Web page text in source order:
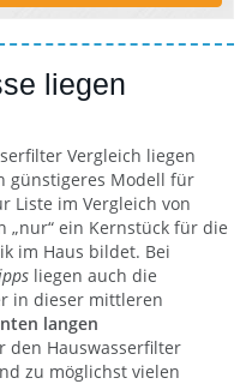
liegen
Vergleich liegen
günstigeres Modell für
Liste im Vergleich von
„nur“ ein Kernstück für die
im Haus bildet. Bei
liegen auch die
in dieser mittleren
langen
den Hauswasserfilter
zu möglichst vielen